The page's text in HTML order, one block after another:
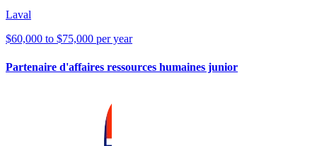
Laval
$60,000 to $75,000 per year
Partenaire d'affaires ressources humaines junior